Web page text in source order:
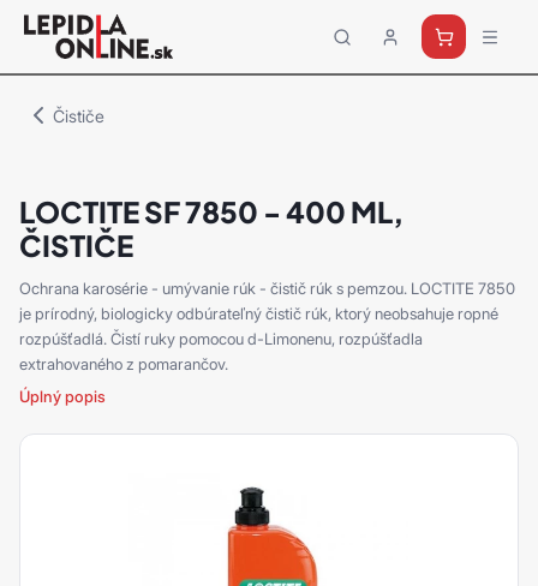
Priemyselné
lepidlá
Čističe
LOCTITE SF 7850 - 400 ML,
ČISTIČE
Ochrana karosérie - umývanie rúk - čistič rúk s pemzou. LOCTITE 7850
je prírodný, biologicky odbúrateľný čistič rúk, ktorý neobsahuje ropné
rozpúšťadlá. Čistí ruky pomocou d-Limonenu, rozpúšťadla
extrahovaného z pomarančov.
Úplný popis